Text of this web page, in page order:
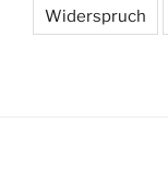
Widerspruch